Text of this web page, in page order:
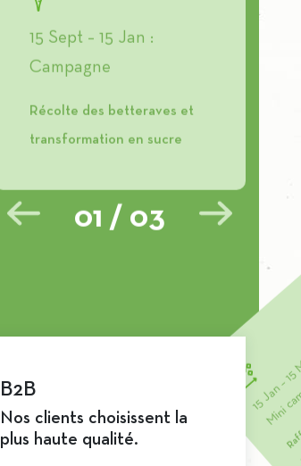
15 Sept – 15 Jan :
Campagne
Récolte des betteraves et
transformation en sucre
15 Jan –
Mini
01 / 03
B2B
Nos clients choisissent la
plus haute qualité.